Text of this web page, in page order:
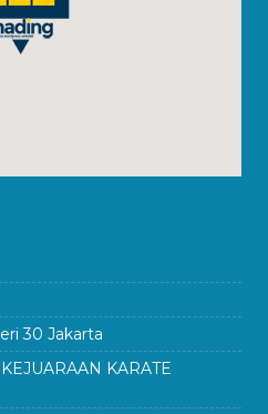
30 Jakarta
KARATE